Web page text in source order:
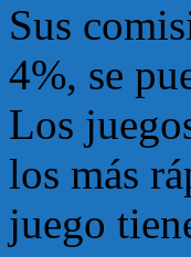
Sus
4%, se
Los
los más
juego